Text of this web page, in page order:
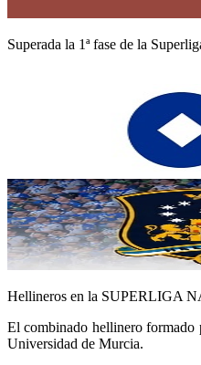
Superada la 1ª fase de la
Hellineros en la SUPERLIGA
El combinado hellinero formado
Universidad de Murcia.